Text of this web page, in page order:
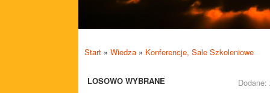
Start » Wiedza » Konferencje, Sale Szkoleniowe
LOSOWO WYBRANE
Dodane: